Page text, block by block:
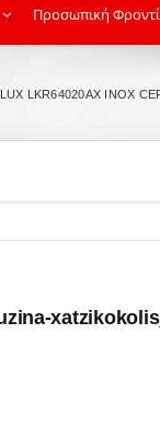
Προσωπική
LKR64020AX INOX